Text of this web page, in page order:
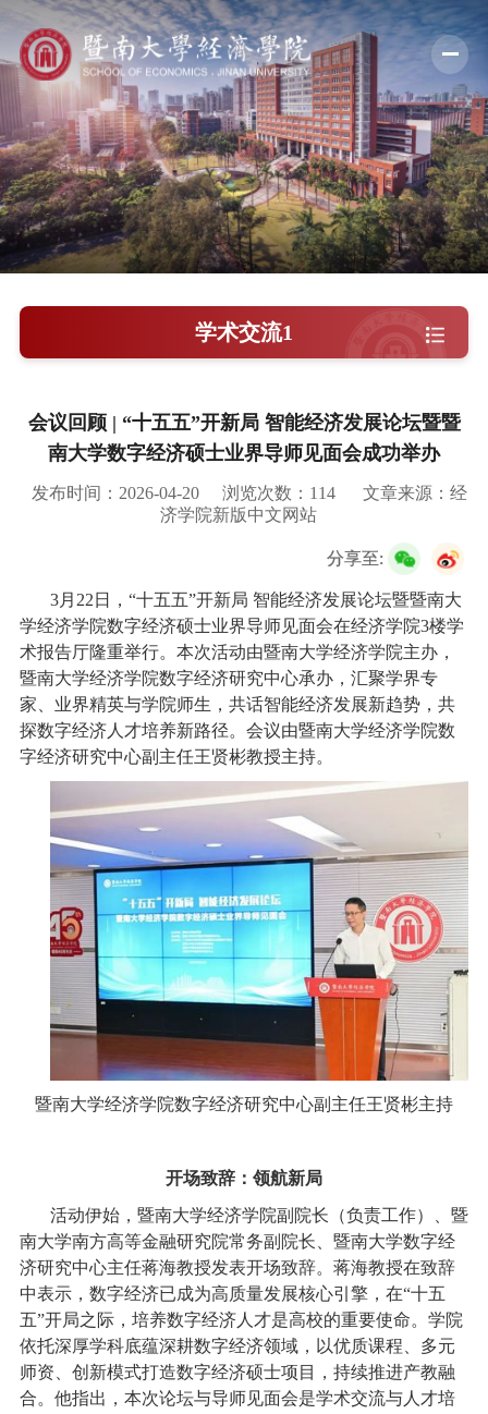
学院概况
新闻中心
师资队伍
科学研究
教学培养
学院党建
人才引进
校友服务
学术交流1
会议回顾 | “十五五”开新局 智能经济发展论坛暨暨
南大学数字经济硕士业界导师见面会成功举办
发布时间：2026-04-20 浏览次数： 114
文章来源：经
济学院新版中文网站
分享至:
3月22日，“十五五”开新局 智能经济发展论坛暨暨南大
学经济学院数字经济硕士业界导师见面会在经济学院3楼学
术报告厅隆重举行。本次活动由暨南大学经济学院主办，
暨南大学经济学院数字经济研究中心承办，汇聚学界专
家、业界精英与学院师生，共话智能经济发展新趋势，共
探数字经济人才培养新路径。会议由暨南大学经济学院数
字经济研究中心副主任王贤彬教授主持。
暨南大学经济学院数字经济研究中心副主任王贤彬主持
开场致辞：领航新局
活动伊始，暨南大学经济学院副院长（负责工作）、暨
南大学南方高等金融研究院常务副院长、暨南大学数字经
济研究中心主任蒋海教授发表开场致辞。蒋海教授在致辞
中表示，数字经济已成为高质量发展核心引擎，在“十五
五”开局之际，培养数字经济人才是高校的重要使命。学院
依托深厚学科底蕴深耕数字经济领域，以优质课程、多元
师资、创新模式打造数字经济硕士项目，持续推进产教融
合。他指出，本次论坛与导师见面会是学术交流与人才培